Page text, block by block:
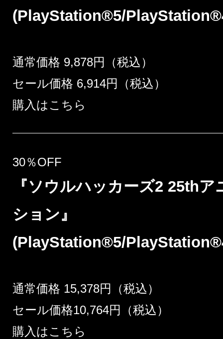
(PlayStation®5/
通常価格 9,878円（税込）
セール価格 6,914円（税込）
購入はこちら
30％OFF
『ソウルハッカーズ2 25th
ション』
(PlayStation®5/
通常価格 15,378円（税込）
セール価格10,764円（税込）
購入はこちら